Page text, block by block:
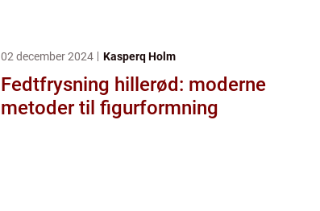
02 december 2024 Kasperq Holm
Fedtfrysning hillerød: moderne
metoder til figurformning